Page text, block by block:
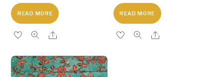
READ MORE READ MORE